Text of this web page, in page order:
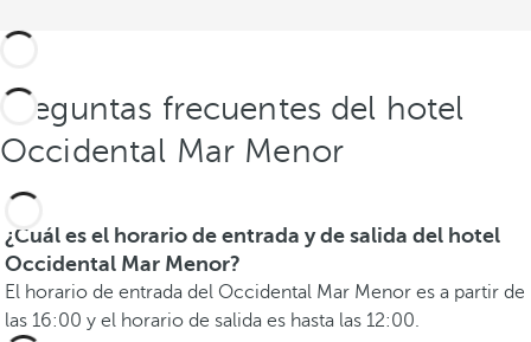
Preguntas frecuentes del hotel
Occidental Mar Menor
¿Cuál es el horario de entrada y de salida del hotel
Occidental Mar Menor?
El horario de entrada del Occidental Mar Menor es a partir de
las 16:00 y el horario de salida es hasta las 12:00.